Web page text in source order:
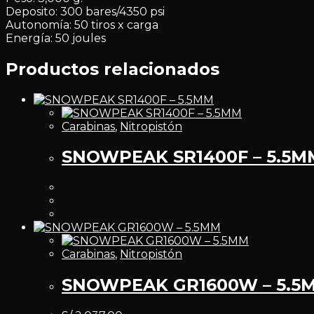
Deposito: 300 bares/4350 psi
Autonomía: 50 tiros x carga
Energía: 50 joules
Productos relacionados
Carabinas, Nitropistón
SNOWPEAK SR1400F –
Carabinas, Nitropistón
SNOWPEAK GR1600W –